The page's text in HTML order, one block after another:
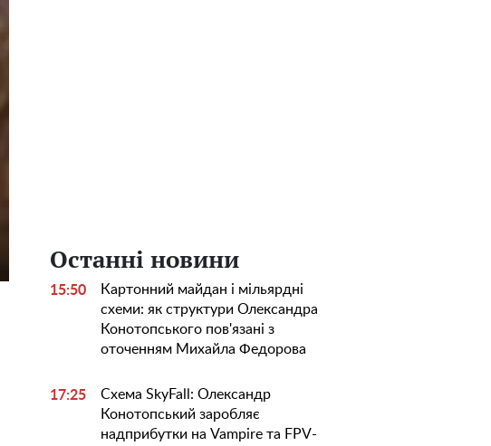
Останні новини
15:50
Картонний майдан і мільярдні
схеми: як структури Олександра
Конотопського пов'язані з
оточенням Михайла Федорова
17:25
Схема SkyFall: Олександр
Конотопський заробляє
надприбутки на Vampire та FPV-